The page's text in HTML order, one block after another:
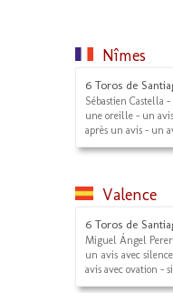
Nîmes
6 Toros de
Sébastien Castella
une oreille - un
après un avis - un
Valence
6 Toros de
Miguel Ángel
un avis avec
avis avec ovation -